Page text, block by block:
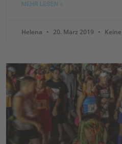
MEHR LESEN »
Helena 20. März 2019